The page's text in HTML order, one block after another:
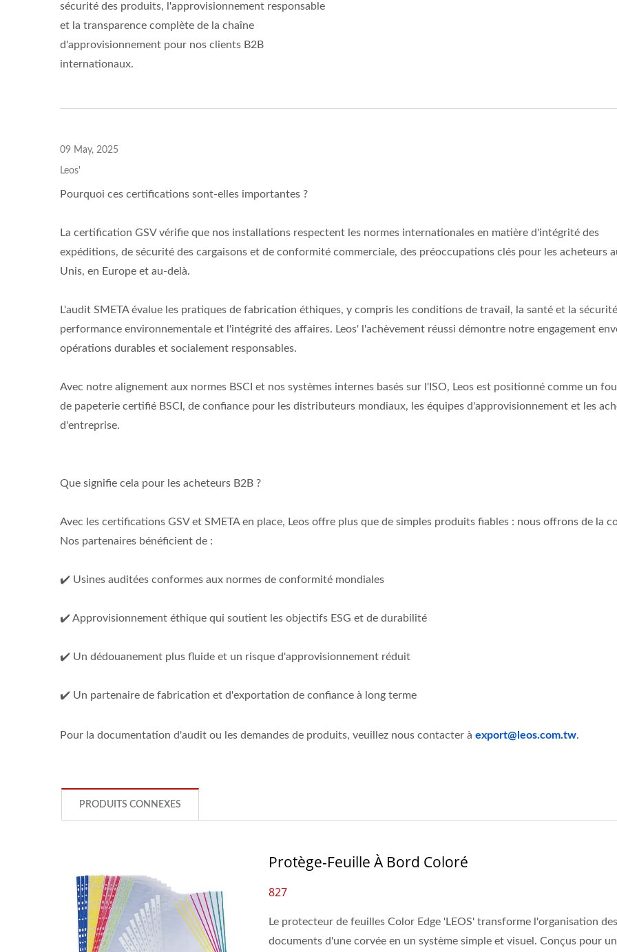
sécurité des produits, l'approvisionnement responsable
et la transparence complète de la chaîne
d'approvisionnement pour nos clients B2B
internationaux.
09 May, 2025
Leos'
Pourquoi ces certifications sont-elles importantes ?
La certification GSV vérifie que nos installations respectent les normes internationales en matière d'intégrité des
expéditions, de sécurité des cargaisons et de conformité commerciale, des préoccupations clés pour les acheteurs
Unis, en Europe et au-delà.
L'audit SMETA évalue les pratiques de fabrication éthiques, y compris les conditions de travail, la santé et la
performance environnementale et l'intégrité des affaires. Leos' l'achèvement réussi démontre notre engagement
opérations durables et socialement responsables.
Avec notre alignement aux normes BSCI et nos systèmes internes basés sur l'ISO, Leos est positionné comme un
de papeterie certifié BSCI, de confiance pour les distributeurs mondiaux, les équipes d'approvisionnement et les
d'entreprise.
Que signifie cela pour les acheteurs B2B ?
Avec les certifications GSV et SMETA en place, Leos offre plus que de simples produits fiables : nous offrons de la
Nos partenaires bénéficient de :
✔️ Usines auditées conformes aux normes de conformité mondiales
✔️ Approvisionnement éthique qui soutient les objectifs ESG et de durabilité
✔️ Un dédouanement plus fluide et un risque d'approvisionnement réduit
✔️ Un partenaire de fabrication et d'exportation de confiance à long terme
Pour la documentation d'audit ou les demandes de produits, veuillez nous contacter à export@leos.com.tw.
PRODUITS CONNEXES
Protège-Feuille À Bord Coloré
827
Le protecteur de feuilles Color Edge 'LEOS' transforme l'organisation des
documents d'une corvée en un système simple et visuel. Conçus pour